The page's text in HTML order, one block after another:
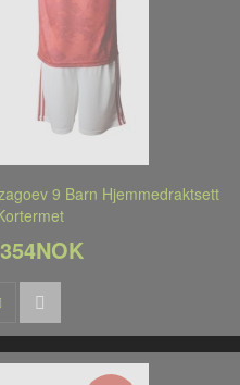
9 Barn Hjemmedraktsett
354NOK